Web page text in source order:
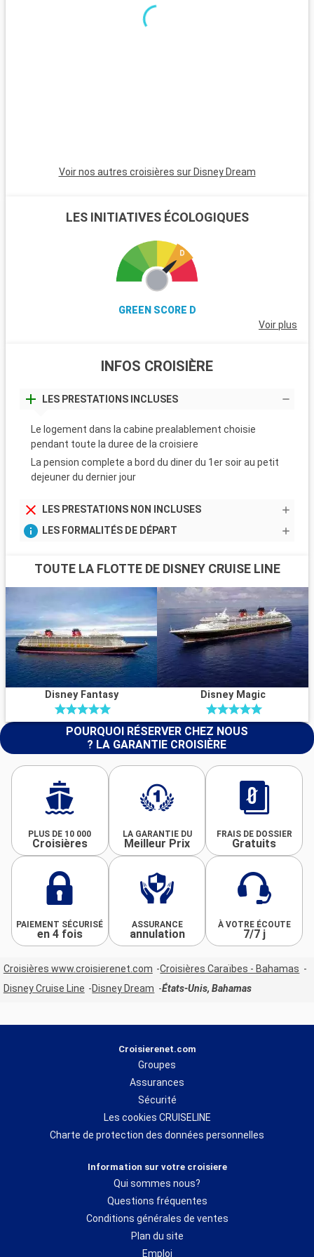
des moments inoubliables pour tous les âges. Orlando offre
aussi une grande variété d'activités, allant de spectacles en
Voir nos autres croisières sur Disney Dream
LES INITIATIVES ÉCOLOGIQUES
GREEN SCORE D
Voir plus
INFOS CROISIÈRE
LES PRESTATIONS INCLUSES
Le logement dans la cabine prealablement choisie
pendant toute la duree de la croisiere
La pension complete a bord du diner du 1er soir au petit
dejeuner du dernier jour
LES PRESTATIONS NON INCLUSES
LES FORMALITÉS DE DÉPART
TOUTE LA FLOTTE DE DISNEY CRUISE LINE
Disney Fantasy Disney Magic
POURQUOI RÉSERVER CHEZ NOUS
? LA GARANTIE CROISIÈRE
PLUS DE 10 000
Croisières
LA GARANTIE DU
Meilleur Prix
FRAIS DE DOSSIER
Gratuits
PAIEMENT SÉCURISÉ
en 4 fois
ASSURANCE
annulation
À VOTRE ÉCOUTE
7/7 j
Croisières www.croisierenet.com
Croisières Caraïbes - Bahamas
Disney Cruise Line
Disney Dream États-Unis, Bahamas
Croisierenet.com
Groupes
Assurances
Sécurité
Les cookies CRUISELINE
Charte de protection des données personnelles
Information sur votre croisiere
Qui sommes nous?
Questions fréquentes
Conditions générales de ventes
Plan du site
Emploi